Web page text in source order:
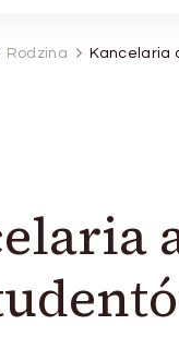
Rodzina Kancelaria